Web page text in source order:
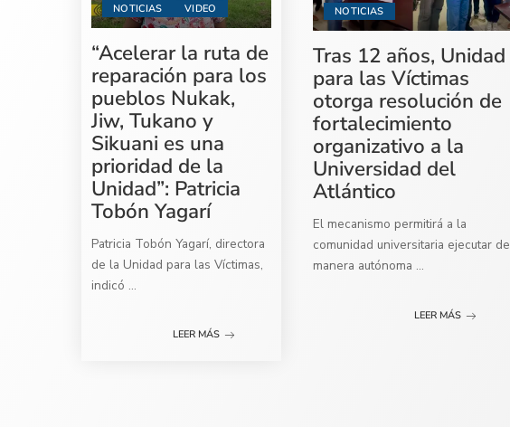
NOTICIAS
VIDEO
“Acelerar la ruta de
reparación para los
pueblos Nukak,
Jiw, Tukano y
Sikuani es una
prioridad de la
Unidad”: Patricia
Tobón Yagarí
Patricia Tobón Yagarí, directora
de la Unidad para las Víctimas,
indicó ...
LEER MÁS
NOTICIAS
Tras 12 años, Unidad
para las Víctimas
otorga resolución de
fortalecimiento
organizativo a la
Universidad del
Atlántico
El mecanismo permitirá a la
comunidad universitaria ejecutar de
manera autónoma ...
LEER MÁS